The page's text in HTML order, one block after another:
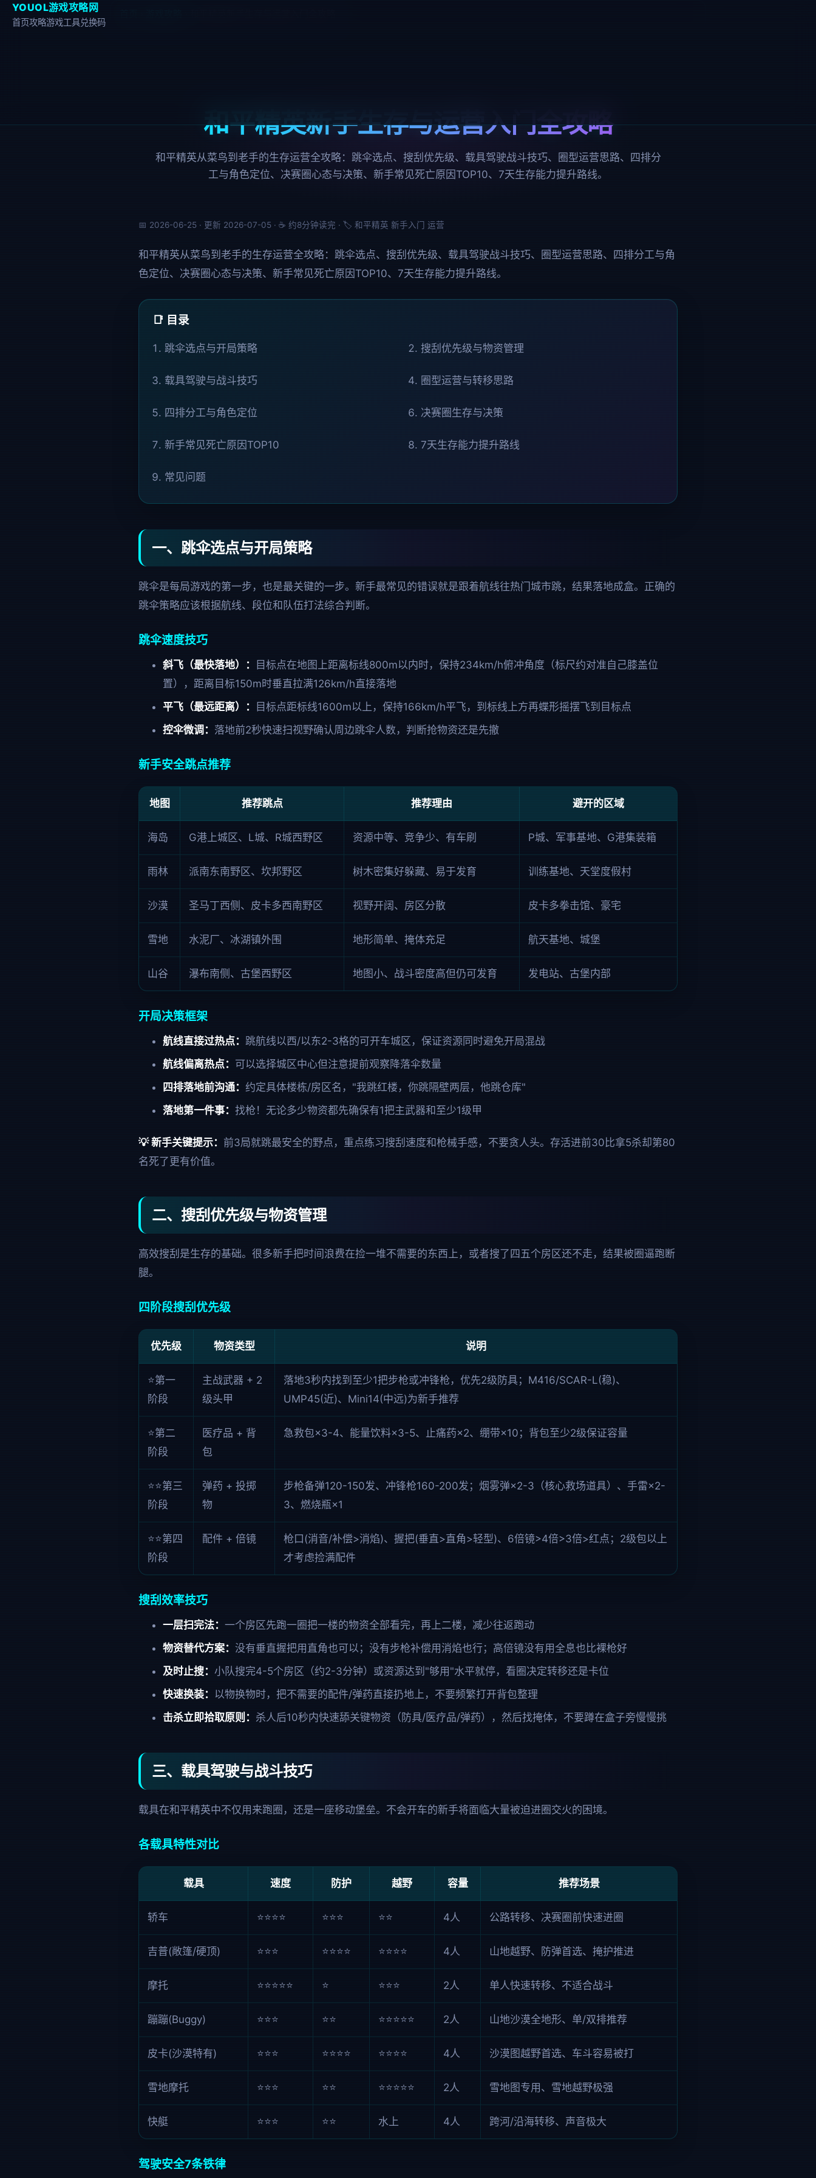
YOUOL游戏攻略网
首页攻略游戏工具兑换码
和平精英新手生存与运营入门全攻略
和平精英从菜鸟到老手的生存运营全攻略：跳伞选点、搜刮优先级、载具驾驶战斗技巧、圈型运营思路、四排分
工与角色定位、决赛圈心态与决策、新手常见死亡原因TOP10、7天生存能力提升路线。
📅 2026-06-25 · 更新 2026-07-05 · ☕ 约8分钟读完 · 🏷️ 和平精英 新手入门 运营
和平精英从菜鸟到老手的生存运营全攻略：跳伞选点、搜刮优先级、载具驾驶战斗技巧、圈型运营思路、四排分工与角
色定位、决赛圈心态与决策、新手常见死亡原因TOP10、7天生存能力提升路线。
📑 目录
跳伞选点与开局策略 搜刮优先级与物资管理
载具驾驶与战斗技巧 圈型运营与转移思路
四排分工与角色定位 决赛圈生存与决策
新手常见死亡原因TOP10 7天生存能力提升路线
常见问题
一、跳伞选点与开局策略
跳伞是每局游戏的第一步，也是最关键的一步。新手最常见的错误就是跟着航线往热门城市跳，结果落地成盒。正确的
跳伞策略应该根据航线、段位和队伍打法综合判断。
跳伞速度技巧
斜飞（最快落地）：
目标点在地图上距离标线800m以内时，保持234km/h俯冲角度（标尺约对准自己膝盖位
置），距离目标150m时垂直拉满126km/h直接落地
平飞（最远距离）：
目标点距标线1600m以上，保持166km/h平飞，到标线上方再蝶形摇摆飞到目标点
控伞微调： 落地前2秒快速扫视野确认周边跳伞人数，判断抢物资还是先撤
新手安全跳点推荐
地图 推荐跳点 推荐理由 避开的区域
海岛 G港上城区、L城、R城西野区 资源中等、竞争少、有车刷 P城、军事基地、G港集装箱
雨林 派南东南野区、坎邦野区 树木密集好躲藏、易于发育 训练基地、天堂度假村
沙漠 圣马丁西侧、皮卡多西南野区 视野开阔、房区分散 皮卡多拳击馆、豪宅
雪地 水泥厂、冰湖镇外围 地形简单、掩体充足 航天基地、城堡
山谷 瀑布南侧、古堡西野区 地图小、战斗密度高但仍可发育 发电站、古堡内部
开局决策框架
航线直接过热点： 跳航线以西/以东2-3格的可开车城区，保证资源同时避免开局混战
航线偏离热点： 可以选择城区中心但注意提前观察降落伞数量
四排落地前沟通： 约定具体楼栋/房区名，"我跳红楼，你跳隔壁两层，他跳仓库"
落地第一件事： 找枪！无论多少物资都先确保有1把主武器和至少1级甲
💡 新手关键提示： 前3局就跳最安全的野点，重点练习搜刮速度和枪械手感，不要贪人头。存活进前30比拿5杀却第80
名死了更有价值。
二、搜刮优先级与物资管理
高效搜刮是生存的基础。很多新手把时间浪费在捡一堆不需要的东西上，或者搜了四五个房区还不走，结果被圈逼跑断
腿。
四阶段搜刮优先级
优先级 物资类型 说明
⭐第一
阶段
主战武器 + 2
级头甲
落地3秒内找到至少1把步枪或冲锋枪，优先2级防具；M416/SCAR-L(稳)、
UMP45(近)、Mini14(中远)为新手推荐
⭐第二
阶段
医疗品 + 背
包
急救包×3-4、能量饮料×3-5、止痛药×2、绷带×10；背包至少2级保证容量
⭐⭐第三
阶段
弹药 + 投掷
物
步枪备弹120-150发、冲锋枪160-200发；烟雾弹×2-3（核心救场道具）、手雷×2-
3、燃烧瓶×1
⭐⭐第四
阶段
配件 + 倍镜
枪口(消音/补偿>消焰)、握把(垂直>直角>轻型)、6倍镜>4倍>3倍>红点；2级包以上
才考虑捡满配件
搜刮效率技巧
一层扫完法： 一个房区先跑一圈把一楼的物资全部看完，再上二楼，减少往返跑动
物资替代方案： 没有垂直握把用直角也可以；没有步枪补偿用消焰也行；高倍镜没有用全息也比裸枪好
及时止搜： 小队搜完4-5个房区（约2-3分钟）或资源达到"够用"水平就停，看圈决定转移还是卡位
快速换装： 以物换物时，把不需要的配件/弹药直接扔地上，不要频繁打开背包整理
击杀立即拾取原则： 杀人后10秒内快速舔关键物资（防具/医疗品/弹药），然后找掩体，不要蹲在盒子旁慢慢挑
三、载具驾驶与战斗技巧
载具在和平精英中不仅用来跑圈，还是一座移动堡垒。不会开车的新手将面临大量被迫进圈交火的困境。
各载具特性对比
载具 速度 防护 越野 容量 推荐场景
轿车 ⭐⭐⭐⭐ ⭐⭐⭐ ⭐⭐ 4人 公路转移、决赛圈前快速进圈
吉普(敞篷/硬顶) ⭐⭐⭐ ⭐⭐⭐⭐ ⭐⭐⭐⭐ 4人 山地越野、防弹首选、掩护推进
摩托 ⭐⭐⭐⭐⭐ ⭐ ⭐⭐⭐ 2人 单人快速转移、不适合战斗
蹦蹦(Buggy) ⭐⭐⭐ ⭐⭐ ⭐⭐⭐⭐⭐ 2人 山地沙漠全地形、单/双排推荐
皮卡(沙漠特有) ⭐⭐⭐ ⭐⭐⭐⭐ ⭐⭐⭐⭐ 4人 沙漠图越野首选、车斗容易被打
雪地摩托 ⭐⭐⭐ ⭐⭐ ⭐⭐⭐⭐⭐ 2人 雪地图专用、雪地越野极强
快艇 ⭐⭐⭐ ⭐⭐ 水上 4人 跨河/沿海转移、声音极大
驾驶安全7条铁律